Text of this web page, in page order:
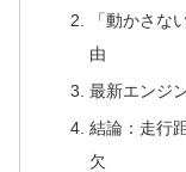
「動かさな
由
最新エンジ
結論：走行
欠